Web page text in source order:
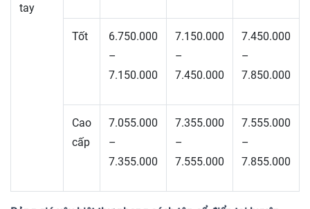
tay
Tốt
6.750.000
–
7.150.000
7.150.000
–
7.450.000
7.450.000
–
7.850.000
Cao
cấp
7.055.000
–
7.355.000
7.355.000
–
7.555.000
7.555.000
–
7.855.000